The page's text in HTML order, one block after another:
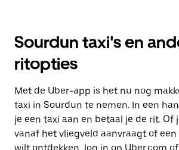
Sourdun taxi's en
ritopties
Met de Uber-app is het nu nog
taxi in Sourdun te nemen. In een
je een taxi aan en betaal je de rit. Of
vanaf het vliegveld aanvraagt of